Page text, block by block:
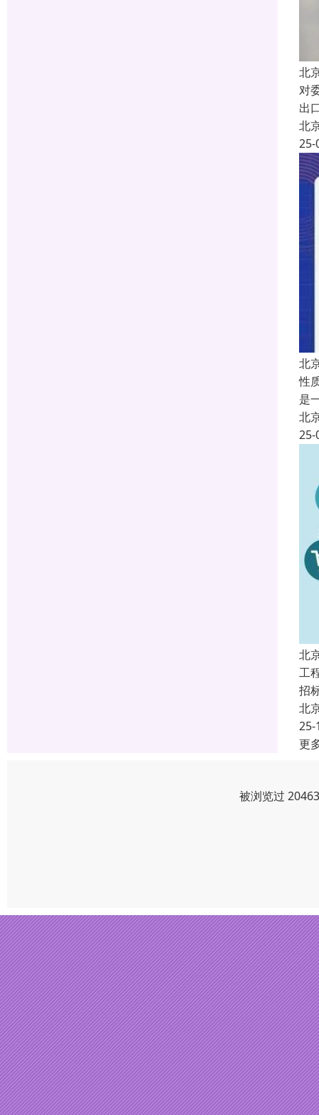
北
对
出
北
25-
北
性
是
北
25-
北
工
招
北
25-
更
被浏览过